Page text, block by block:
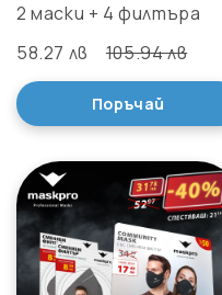
2 маски + 4 филтъра
58.27 лв
105.94 лв
Поръчай